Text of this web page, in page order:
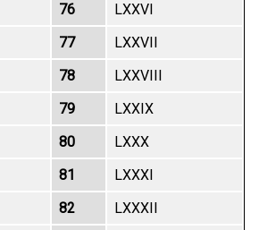
76
LXXVI
77
LXXVII
78
LXXVIII
79
LXXIX
80
LXXX
81
LXXXI
82 LXXXII